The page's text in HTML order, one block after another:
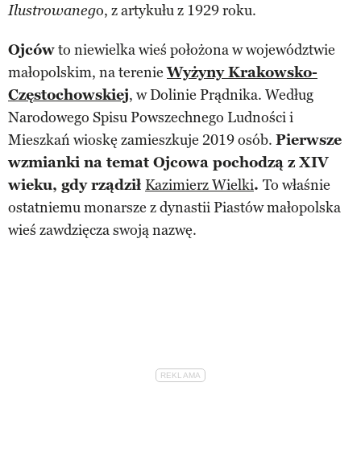
Ilustrowanego, z artykułu z 1929 roku.
Ojcówto niewielka wieś położona w województwie
małopolskim, na terenieWyżyny Krakowsko-
Częstochowskiej, w Dolinie Prądnika. Według
Narodowego Spisu Powszechnego Ludności i
Mieszkań wioskę zamieszkuje 2019 osób. Pierwsze
wzmianki na temat Ojcowa pochodzą z XIV
wieku, gdy rządził Kazimierz Wielki. To właśnie
ostatniemu monarsze z dynastii Piastów małopolska
wieś zawdzięcza swoją nazwę.